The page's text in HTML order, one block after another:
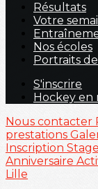
Résultats
Votre
Nos écoles
Portraits
S'inscrire
Hockey en
Nous contacter
prestations
Inscription
Anniversaire
Lille